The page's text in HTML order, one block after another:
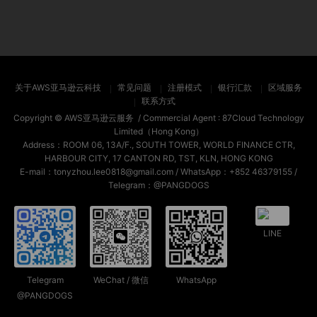
关于AWS亚马逊云科技 常见问题 注册模式 银行汇款
区域服务
联系方式
Copyright © AWS亚马逊云服务 / Commercial Agent : 87Cloud Technology
Limited（Hong Kong）
Address：ROOM 06, 13A/F., SOUTH TOWER, WORLD FINANCE CTR,
HARBOUR CITY, 17 CANTON RD, TST, KLN, HONG KONG
E-mail：tonyzhou.lee0818@gmail.com / WhatsApp：+852 46379155 /
Telegram：@PANGDOGS
Telegram
@PANGDOGS
WeChat / 微信 WhatsApp
LINE